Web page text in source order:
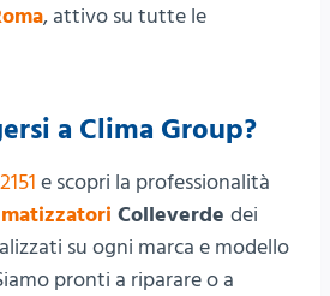
, attivo su tutte le
a Clima Group?
e scopri la professionalità
Colleverde dei
su ogni marca e modello
pronti a riparare o a